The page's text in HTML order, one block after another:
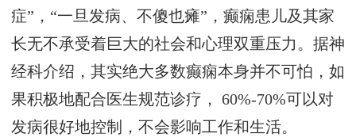
症”，“一旦发病、不傻也瘫”，癫痫患儿及其家
长无不承受着巨大的社会和心理双重压力。据神
经科介绍，其实绝大多数癫痫本身并不可怕，如
果积极地配合医生规范诊疗， 60%-70%可以对
发病很好地控制，不会影响工作和生活。